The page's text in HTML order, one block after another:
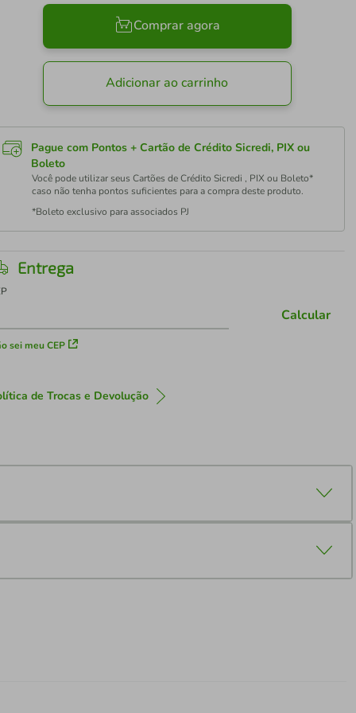
Comprar agora
Adicionar ao carrinho
Pague com Pontos + Cartão de Crédito Sicredi, PIX ou
Boleto
Você pode utilizar seus Cartões de Crédito Sicredi , PIX ou Boleto*
caso não tenha pontos suficientes para a compra deste produto.
*Boleto exclusivo para associados PJ
Entrega
sei meu CEP
Calcular
de Trocas e Devolução